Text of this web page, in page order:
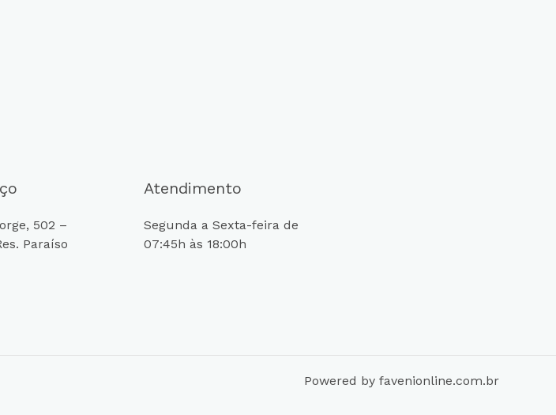
502 –
Paraíso
Atendimento
Segunda a Sexta-feira de
07:45h às 18:00h
Powered by favenionline.com.br